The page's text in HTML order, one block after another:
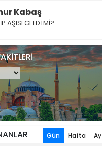
Kabaş
AŞISI GELDİ Mİ?
Gün Hafta Ay